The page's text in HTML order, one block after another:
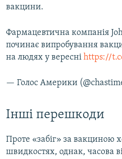
вакцини.
Фармацевтична компанія
починає випробування
на людях у вересні https://
— Голоc Амepики
Інші перешкоди
Проте «забіг» за вакциною
швидкостях, однак, часова